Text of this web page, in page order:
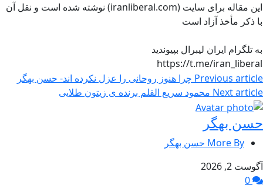
این مقاله برای سایت (iranliberal.com) نوشته شده است و نقل آن
با ذکر مأخذ آزاد است
به تلگرام ایران لیبرال بپیوندید
https://t.me/iran_liberal
Previous article چرا هنوز روحانی را عزل نکرده اند- حسن بهگر
Next article محمود سریع القلم برنده ی زیتون طلایی
حسن بهگر
More By حسن بهگر
آگوست 2, 2026